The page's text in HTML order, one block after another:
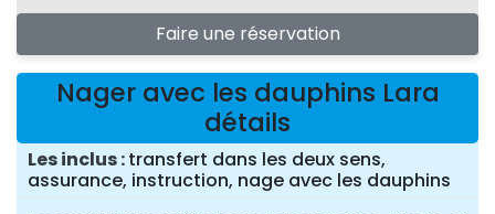
Faire une réservation
Nager avec les dauphins Lara
détails
Les inclus transfert dans les deux sens,
assurance, instruction, nage avec les dauphins